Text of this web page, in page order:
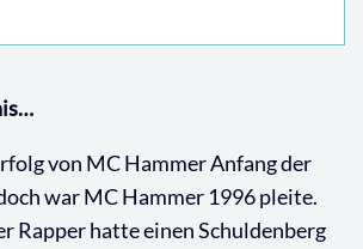
von MC Hammer Anfang der
war MC Hammer 1996 pleite.
Rapper hatte einen Schuldenberg